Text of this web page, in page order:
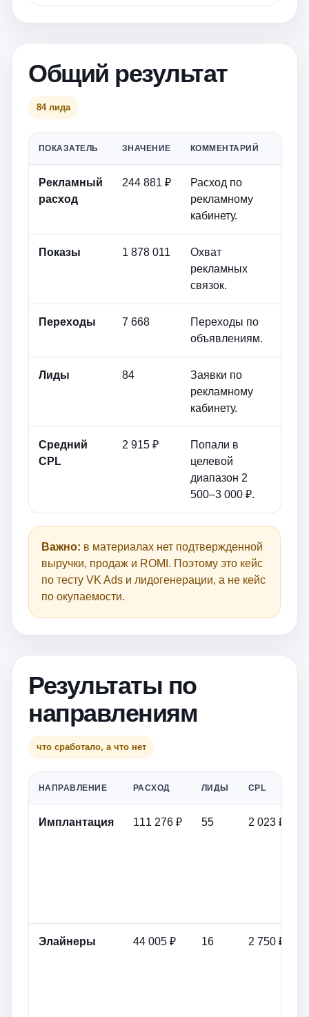
Общий результат
84 лида
ПОКАЗАТЕЛЬ ЗНАЧЕНИЕ КОММЕНТАРИЙ
Рекламный
расход
244 881 ₽
Расход по
рекламному
кабинету.
Показы 1 878 011
Охват
рекламных
связок.
Переходы 7 668
Переходы по
объявлениям.
Лиды 84
Заявки по
рекламному
кабинету.
Средний
CPL
2 915 ₽
Попали в
целевой
диапазон 2
500–3 000 ₽.
Важно: в материалах нет подтвержденной
выручки, продаж и ROMI. Поэтому это кейс
по тесту VK Ads и лидогенерации, а не кейс
по окупаемости.
Результаты по
направлениям
что сработало, а что нет
НАПРАВЛЕНИЕ РАСХОД ЛИДЫ CPL
Имплантация 111 276 ₽ 55 2 023 ₽
Элайнеры 44 005 ₽ 16 2 750 ₽